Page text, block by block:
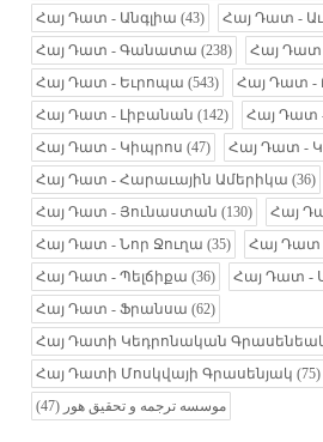
Հայ Դատ - Անգլիա (43) Հայ Դատ -
Հայ Դատ - Գանատա (238) Հայ Դատ
Հայ Դատ - Եւրոպա (543) Հայ Դատ -
Հայ Դատ - Լիբանան (142) Հայ Դատ
Հայ Դատ - Կիպրոս (47) Հայ Դատ -
Հայ Դատ - Հարաւային Ամերիկա (36)
Հայ Դատ - Յունաստան (130) Հայ
Հայ Դատ - Նոր Ջուղա (35) Հայ Դատ
Հայ Դատ - Պելճիքա (36) Հայ Դատ -
Հայ Դատ - Ֆրանսա (62)
Հայ Դատի Կեդրոնական
Հայ Դատի Մոսկվայի Գրասենյակ (75)
موسسه ترجمه و تحقیق هور (47)